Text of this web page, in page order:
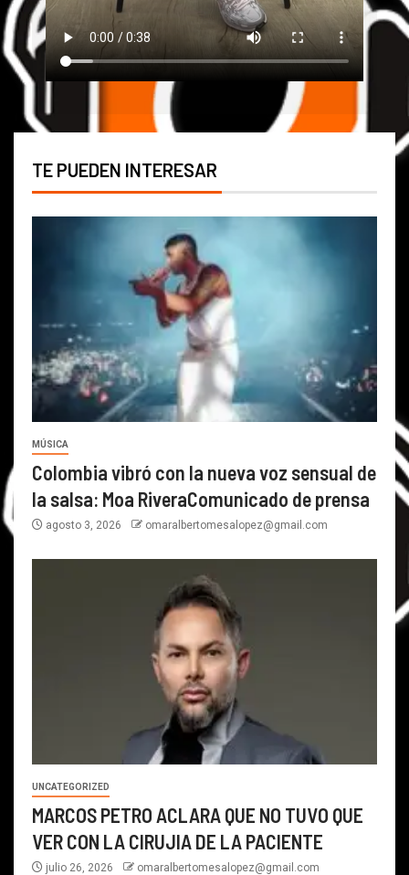
TE PUEDEN INTERESAR
MÚSICA
Colombia vibró con la nueva voz sensual de
la salsa: Moa RiveraComunicado de prensa
agosto 3, 2026 omaralbertomesalopez@gmail.com
UNCATEGORIZED
MARCOS PETRO ACLARA QUE NO TUVO QUE
VER CON LA CIRUJIA DE LA PACIENTE
julio 26, 2026 omaralbertomesalopez@gmail.com